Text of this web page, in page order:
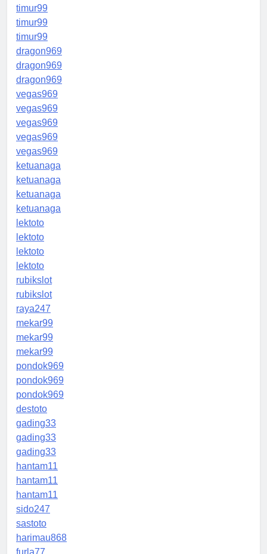
timur99
timur99
timur99
dragon969
dragon969
dragon969
vegas969
vegas969
vegas969
vegas969
vegas969
ketuanaga
ketuanaga
ketuanaga
ketuanaga
lektoto
lektoto
lektoto
lektoto
rubikslot
rubikslot
raya247
mekar99
mekar99
mekar99
pondok969
pondok969
pondok969
destoto
gading33
gading33
gading33
hantam11
hantam11
hantam11
sido247
sastoto
harimau868
furla77